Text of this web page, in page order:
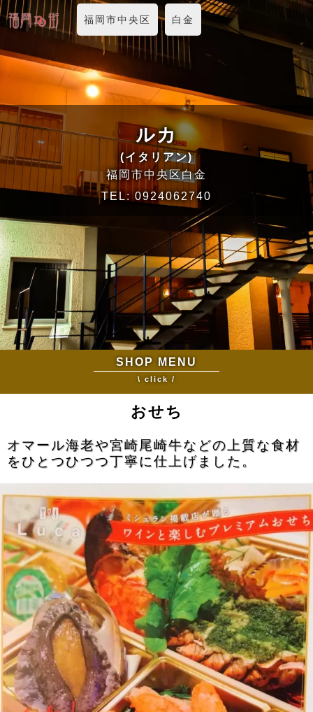
福岡市中央区 白金
ルカ
(イタリアン)
福岡市中央区白金
TEL:0924062740
SHOP MENU
\ click /
おせち
オマール海老や宮崎尾崎牛などの上質な食材
をひとつひつつ丁寧に仕上げました。